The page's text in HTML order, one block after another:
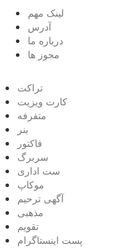
لینک مهم
آدرس
درباره ما
مجوز ها
تراکت
کارت ویزیت
متفرفه
بنر
فاکتور
سربرگ
ست اداری
موکاپ
آگهی ترحیم
مذهبی
تقویم
پست اینستاگرام